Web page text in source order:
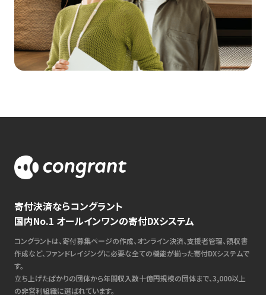
寄付決済ならコングラント
国内No.1 オールインワンの寄付DXシステム
コングラントは、寄付募集ページの作成、オンライン決済、支援者管理、領収書
作成など、ファンドレイジングに必要な全ての機能が揃った寄付DXシステムで
す。
立ち上げたばかりの団体から年間収入数十億円規模の団体まで、3,000以上
の非営利組織に選ばれています。